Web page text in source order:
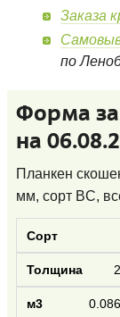
Заказа
по
Форма
на
Планкен
мм, сорт BC,